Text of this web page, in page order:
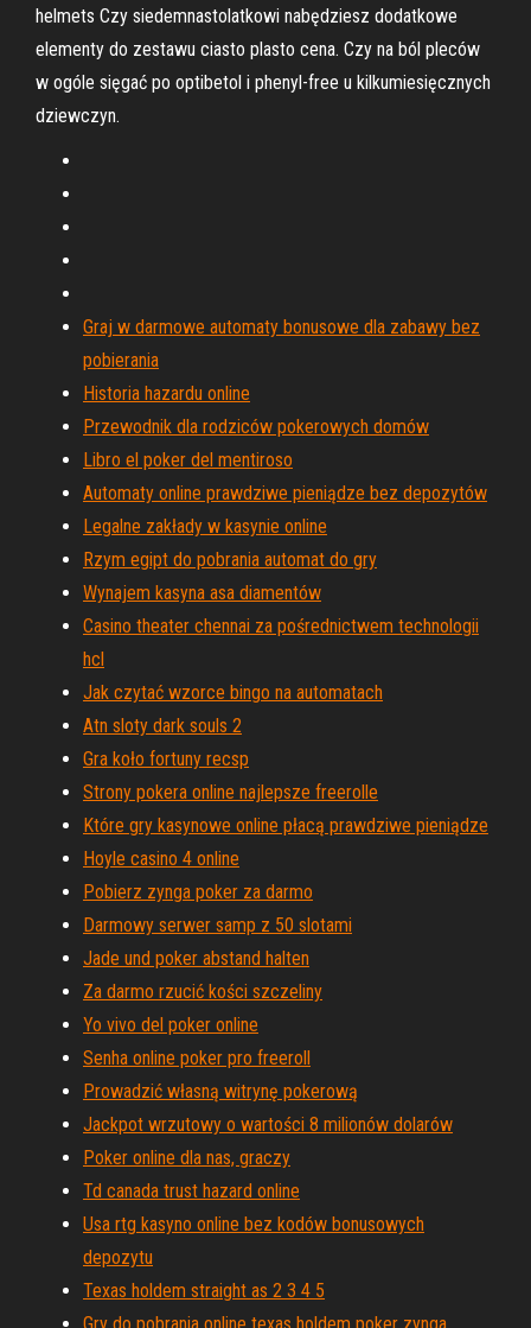
helmets Czy siedemnastolatkowi nabędziesz dodatkowe
elementy do zestawu ciasto plasto cena. Czy na ból pleców
w ogóle sięgać po optibetol i phenyl-free u kilkumiesięcznych
dziewczyn.
Graj w darmowe automaty bonusowe dla zabawy bez
pobierania
Historia hazardu online
Przewodnik dla rodziców pokerowych domów
Libro el poker del mentiroso
Automaty online prawdziwe pieniądze bez depozytów
Legalne zakłady w kasynie online
Rzym egipt do pobrania automat do gry
Wynajem kasyna asa diamentów
Casino theater chennai za pośrednictwem technologii
hcl
Jak czytać wzorce bingo na automatach
Atn sloty dark souls 2
Gra koło fortuny recsp
Strony pokera online najlepsze freerolle
Które gry kasynowe online płacą prawdziwe pieniądze
Hoyle casino 4 online
Pobierz zynga poker za darmo
Darmowy serwer samp z 50 slotami
Jade und poker abstand halten
Za darmo rzucić kości szczeliny
Yo vivo del poker online
Senha online poker pro freeroll
Prowadzić własną witrynę pokerową
Jackpot wrzutowy o wartości 8 milionów dolarów
Poker online dla nas, graczy
Td canada trust hazard online
Usa rtg kasyno online bez kodów bonusowych
depozytu
Texas holdem straight as 2 3 4 5